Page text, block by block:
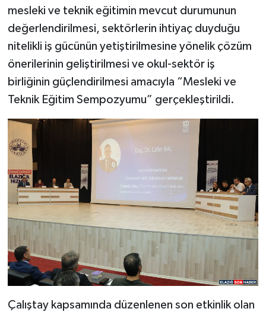
mesleki ve teknik eğitimin mevcut durumunun
değerlendirilmesi, sektörlerin ihtiyaç duyduğu
nitelikli iş gücünün yetiştirilmesine yönelik çözüm
önerilerinin geliştirilmesi ve okul-sektör iş
birliğinin güçlendirilmesi amacıyla “Mesleki ve
Teknik Eğitim Sempozyumu” gerçekleştirildi.
Çalıştay kapsamında düzenlenen son etkinlik olan
SAĞLIK
SİYASET
SPOR
TEKNOLOJİ
YAŞAM